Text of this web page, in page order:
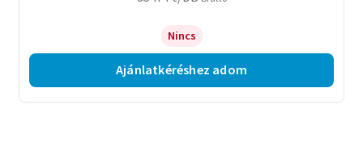
Nincs
Ajánlatkéréshez adom